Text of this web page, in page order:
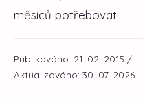
měsíců potřebovat.
Publikováno: 21. 02. 2015 /
Aktualizováno: 30. 07. 2026